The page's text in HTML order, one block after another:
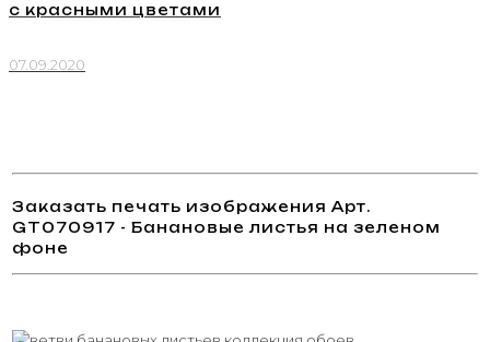
с красными цветами
07.09.2020
Заказать печать изображения Арт.
GT070917 - Банановые листья на зеленом
фоне